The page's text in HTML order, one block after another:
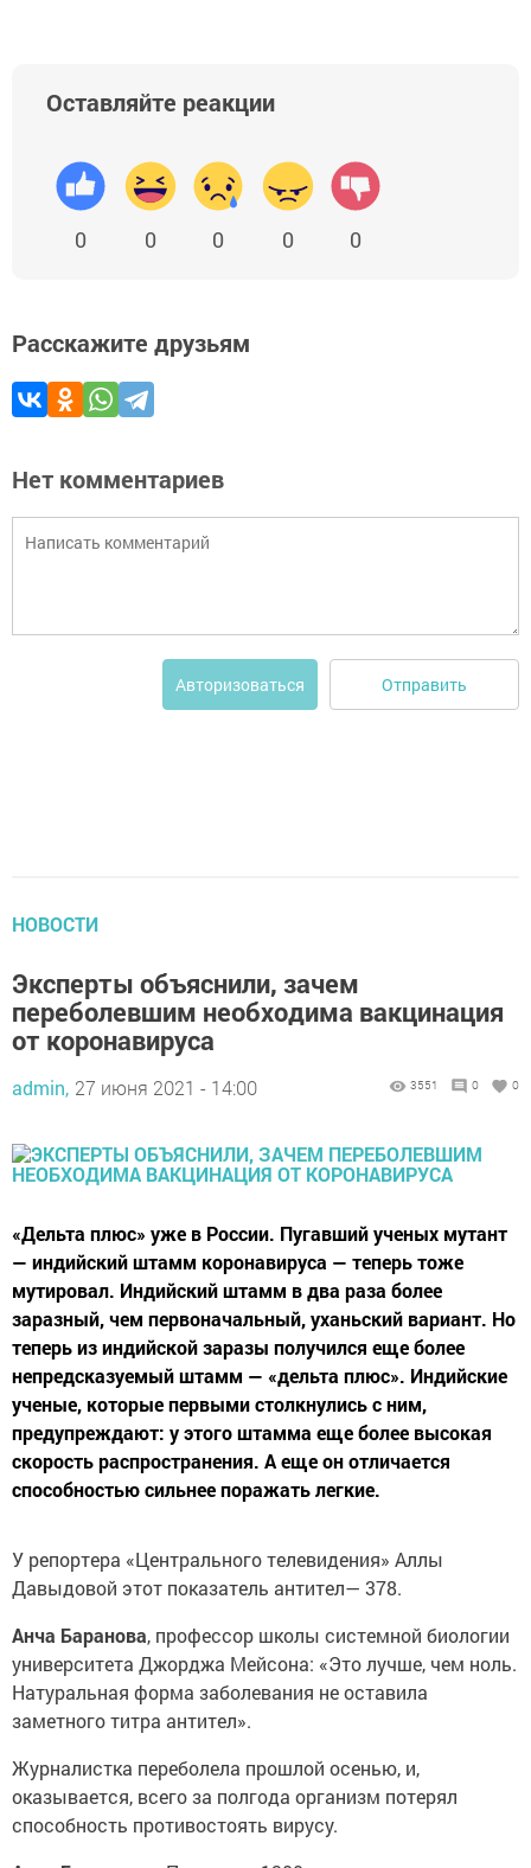
Оставляйте реакции
0 0 0 0 0
Расскажите друзьям
Нет комментариев
Авторизоваться Отправить
НОВОСТИ
Эксперты объяснили, зачем
переболевшим необходима вакцинация
от коронавируса
admin, 27 июня 2021 - 14:00 3551 0 0
«Дельта плюс» уже в России. Пугавший ученых мутант
— индийский штамм коронавируса — теперь тоже
мутировал. Индийский штамм в два раза более
заразный, чем первоначальный, уханьский вариант. Но
теперь из индийской заразы получился еще более
непредсказуемый штамм — «дельта плюс». Индийские
ученые, которые первыми столкнулись с ним,
предупреждают: у этого штамма еще более высокая
скорость распространения. А еще он отличается
способностью сильнее поражать легкие.
У репортера «Центрального телевидения» Аллы
Давыдовой этот показатель антител— 378.
Анча Баранова, профессор школы системной биологии
университета Джорджа Мейсона: «Это лучше, чем ноль.
Натуральная форма заболевания не оставила
заметного титра антител».
Журналистка переболела прошлой осенью, и,
оказывается, всего за полгода организм потерял
способность противостоять вирусу.